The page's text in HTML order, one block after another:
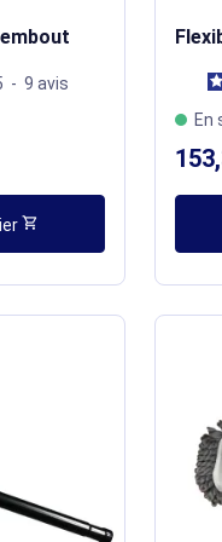
- 9avis
shopping_cart
En